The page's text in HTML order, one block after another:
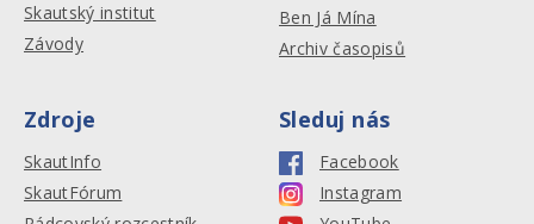
Skautský institut
Závody
Ben Já Mína
Archiv časopisů
Zdroje
SkautInfo
SkautFórum
Sleduj nás
Facebook
Instagram